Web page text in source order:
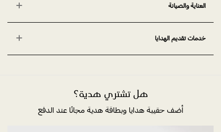
العناية والصيانة
خدمات تقديم الهدايا
هل تشتري هدية؟
أضف حقيبة هدايا وبطاقة هدية مجانًا عند الدفع